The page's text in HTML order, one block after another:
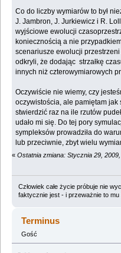
Co do liczby wymiarów to był
J. Jambron, J. Jurkiewicz i R.
wyjściowe ewolucji
koniecznością a nie
scenariusze ewolucji
odkryli, że dodając strzałkę
innych niż czterowymiarowych
Oczywiście nie wiemy, czy
oczywistościa, ale pamiętam jak
stwierdzić raz na ile rzutów
udało mi się. Do tej pory
sympleksów prowadziła do
lub przeciwnie, zbyt wielu
« Ostatnia zmiana: Stycznia 29,
Człowiek całe życie próbuje nie
faktycznie jest - i przeważnie to mu
Terminus
Gość